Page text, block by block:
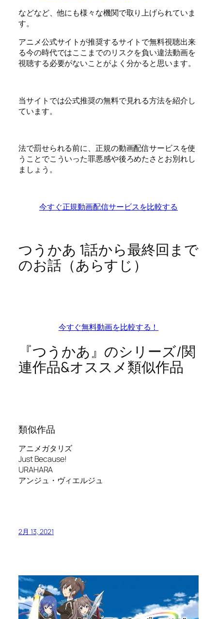
などなど、他にも様々な機関で取り上げられていま
す。
アニメ公式サイトが推奨するサイトで無料視聴出来
る今の時代ではここまでのリスクを負い違法動画を
視聴する必要がないことがよく分かると思います。
当サイトでは公式推奨の無料で見れる方法を紹介し
ています。
法で罰せられる前に、正規の動画配信サービスを使
うことでこういった罪悪感や後ろめたさとお別れし
ましょう。
今すぐ正規動画配信サービスを比較する
つうかあ 1話から最終回まで
のお話（あらすじ）
今すぐ無料動画を比較する！
『つうかあ』のシリーズ/関
連作品&オススメ類似作品
類似作品
アニメガタリズ
Just Because!
URAHARA
アンジュ・ヴィエルジュ
2月 13, 2021